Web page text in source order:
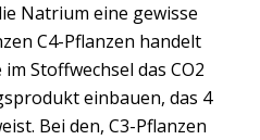
Natrium eine gewisse
C4-Pflanzen handelt
Stoffwechsel das CO2
einbauen, das 4
Bei den, C3-Pflanzen